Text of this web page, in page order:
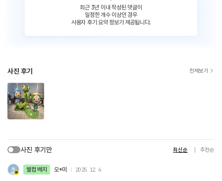
최근 3년 이내 작성된 댓글이
일정한 개수 이상인 경우
사용자 후기 요약 정보가 제공됩니다.
사진 후기 전체보기
사진 후기만 최신순 추천순
웰컴 배지 오*미 2025. 12. 4.